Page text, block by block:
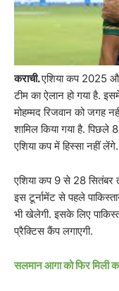
कराची.एशिया कप 2025
टीम का ऐलान हो गया है.
मोहम्मद रिजवान को जगह
शामिल किया गया है.
एशिया कप में हिस्सा नहीं लेंगे.
एशिया कप 9 से 28 सितंबर
इस टूर्नामेंट से पहले
भी खेलेगी. इसके लिए
प्रैक्टिस कैंप लगाएगी.
सलमान आगा को फिर मिली